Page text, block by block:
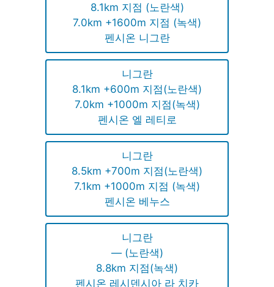
8.1km 지점 (노란색)
7.0km +1600m 지점 (녹색)
펜시온 니그란
니그란
8.1km +600m 지점(노란색)
7.0km +1000m 지점(녹색)
펜시온 엘 레티로
니그란
8.5km +700m 지점(노란색)
7.1km +1000m 지점 (녹색)
펜시온 베누스
니그란
— (노란색)
8.8km 지점(녹색)
펜시온 레시덴시아 라 치카